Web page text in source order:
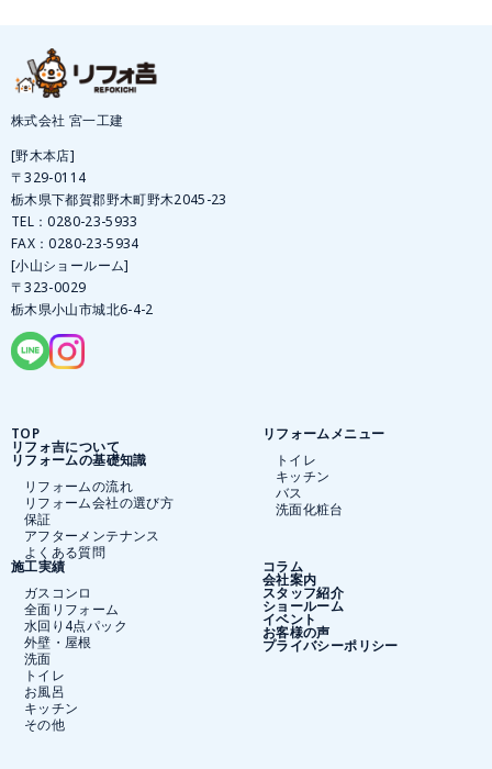
株式会社 宮一工建
[野木本店]
〒329-0114
栃木県下都賀郡野木町野木2045-23
TEL：0280-23-5933
FAX：0280-23-5934
[小山ショールーム]
〒323-0029
栃木県小山市城北6-4-2
TOP
リフォ吉について
リフォームの基礎知識
リフォームの流れ
リフォーム会社の選び方
保証
アフターメンテナンス
よくある質問
リフォームメニュー
トイレ
キッチン
バス
洗面化粧台
施工実績
ガスコンロ
全面リフォーム
水回り4点パック
外壁・屋根
洗面
トイレ
お風呂
キッチン
その他
コラム
会社案内
スタッフ紹介
ショールーム
イベント
お客様の声
プライバシーポリシー